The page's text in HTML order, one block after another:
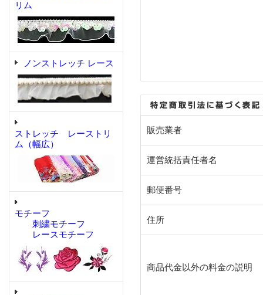
リム
ノンストレッチ レース
ストレッチ レーストリ
ム（幅広）
モチーフ
刺繍モチーフ
レースモチーフ
販売業者
運営統括責任者名
郵便番号
住所
商品代金以外の料金の説明